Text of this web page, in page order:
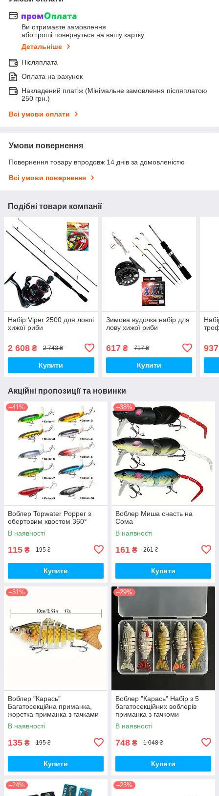
Ви отримаєте замовлення
або гроші повернуться на вашу картку
Детальніше
Післяплата
Оплата на рахунок
Накладений платіж (Мінімальне замовлення післяплатою
250 грн.)
Всі умови оплати
Умови повернення
Повернення товару впродовж 14 днів за домовленістю
Всі умови повернення
Подібні товари компанії
Набір Viper 2500 для ловлі
хижої риби
2 608 ₴ 2 743 ₴
Купити
Зимова вудочка набір для
лову хижої риби
617₴ 717 ₴
Купити
937
Акційні пропозиції та новинки
–41%
Воблер Topwater Popper з
обертовим хвостом 360°
В наявності
115 ₴ 195 ₴
Купити
–38%
Воблер Миша снасть на
Сома
В наявності
161 ₴ 261 ₴
Купити
–31%
Воблер "Карась"
Багатосекційна приманка,
жорстка приманка з гачками
В наявності
135 ₴ 195 ₴
Купити
–29%
Воблер "Карась" Набір з 5
багатосекційних воблерів
приманка з гачкоми
В наявності
748 ₴ 1 048 ₴
Купити
–24% –23%